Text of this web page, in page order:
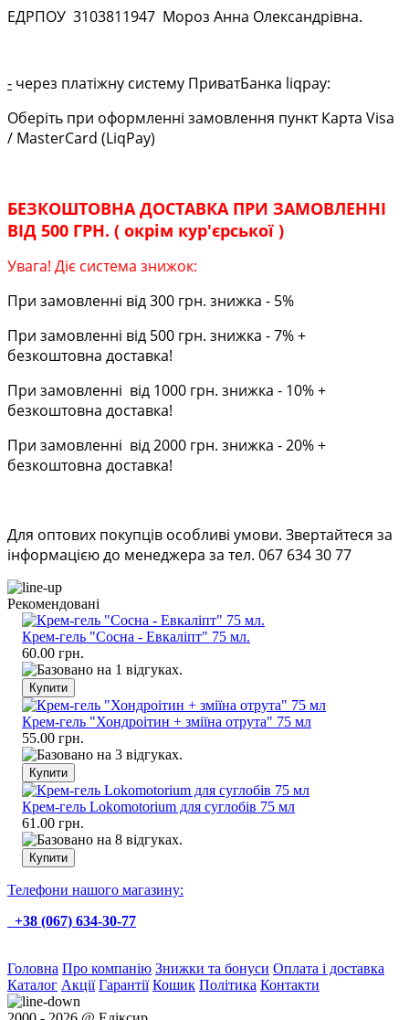
ЕДРПОУ 3103811947 Мороз Анна Олександрівна.
- через платіжну систему ПриватБанка liqpay:
Оберіть при оформленні замовлення пункт Карта Visa
/ MasterCard (LiqPay)
БЕЗКОШТОВНА ДОСТАВКА ПРИ ЗАМОВЛЕННІ
ВІД 500 ГРН. ( окрім кур'єрської )
Увага! Діє система знижок:
При замовленні від 300 грн. знижка - 5%
При замовленні від 500 грн. знижка - 7% +
безкоштовна доставка!
При замовленні від 1000 грн. знижка - 10% +
безкоштовна доставка!
При замовленні від 2000 грн. знижка - 20% +
безкоштовна доставка!
Для оптових покупців особливі умови. Звертайтеся за
інформацією до менеджера за тел. 067 634 30 77
Рекомендовані
Крем-гель "Сосна - Евкаліпт" 75 мл.
60.00 грн.
Крем-гель "Хондроітин + зміїна отрута" 75 мл
55.00 грн.
Крем-гель Lokomotorium для суглобів 75 мл
61.00 грн.
Телефони нашого магазину:
+38 (067) 634-30-77
Головна Про компанію Знижки та бонуси Оплата і доставка
Каталог Акції Гарантії Кошик Політика Контакти